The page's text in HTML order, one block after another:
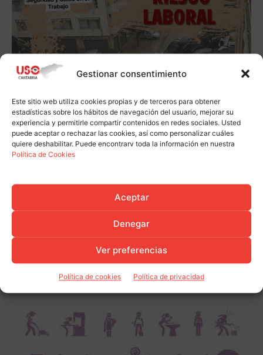
Gestionar consentimiento
Este sitio web utiliza cookies propias y de terceros para obtener
estadísticas sobre los hábitos de navegación del usuario, mejorar su
experiencia y permitirle compartir contenidos en redes sociales. Usted
puede aceptar o rechazar las cookies, así como personalizar cuáles
quiere deshabilitar. Puede encontrarv toda la información en nuestra
Política de Cookies
Aceptar
Denegar
Ver preferencias
Política de cookies Política de privacidad